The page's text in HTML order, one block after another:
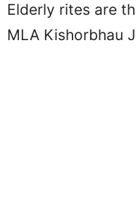
Elderly rites are
MLA Kishorbhau